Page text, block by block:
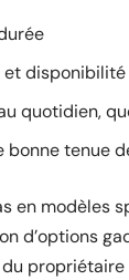
quotidien,
bonne tenue
en modèles
d’options